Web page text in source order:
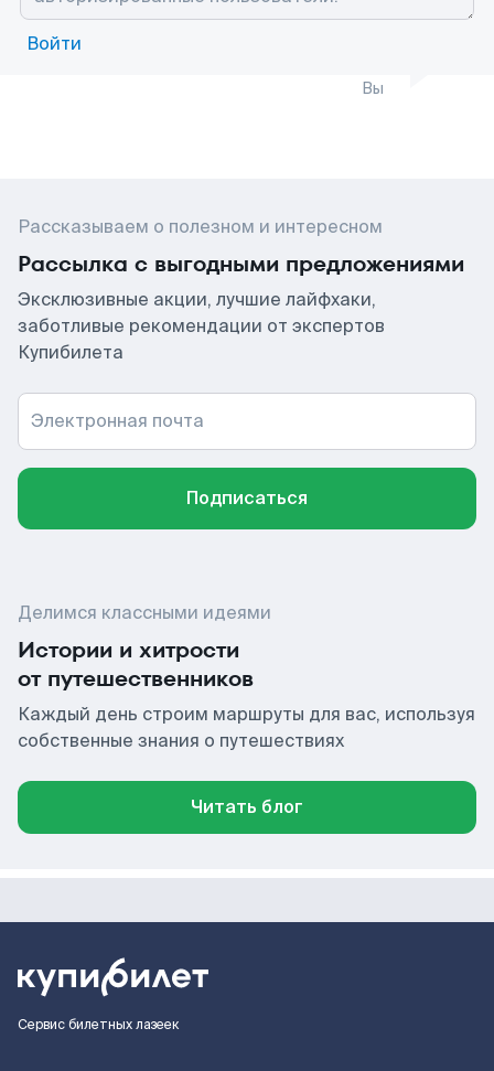
Войти
Вы
Рассказываем о полезном и интересном
Рассылка с выгодными предложениями
Эксклюзивные акции, лучшие лайфхаки,
заботливые рекомендации от экспертов
Купибилета
Электронная почта
Подписаться
Делимся классными идеями
Истории и хитрости
от путешественников
Каждый день строим маршруты для вас, используя
собственные знания о путешествиях
Читать блог
Сервис билетных лазеек